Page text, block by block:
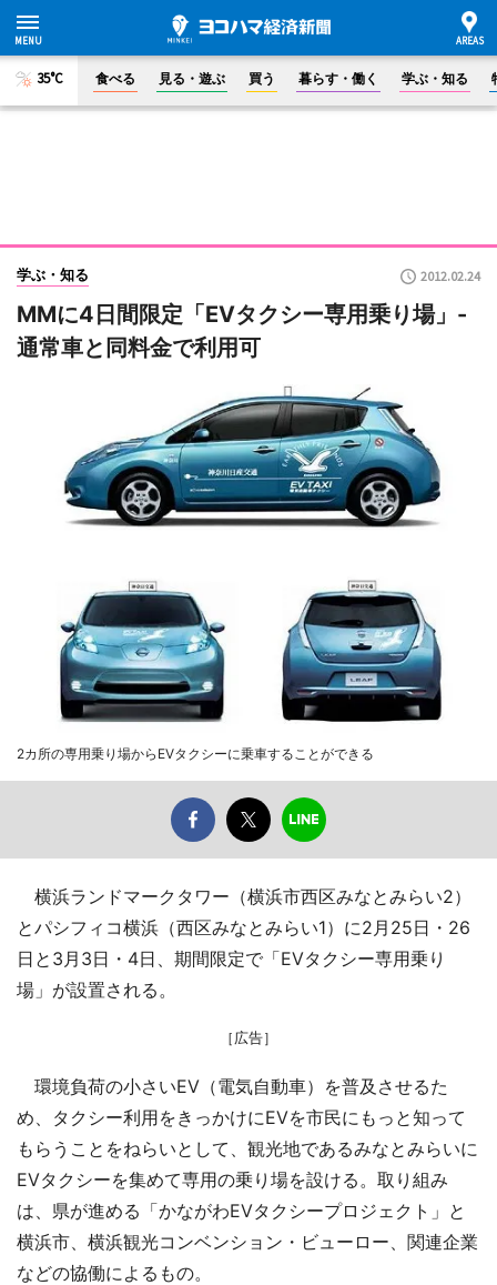
35°C 食べる 見る・遊ぶ 買う 暮らす・働く 学ぶ・知る
学ぶ・知る 2012.02.24
MMに4日間限定「EVタクシー専用乗り場」-
通常車と同料金で利用可
2カ所の専用乗り場からEVタクシーに乗車することができる
横浜ランドマークタワー（横浜市西区みなとみらい2）
とパシフィコ横浜（西区みなとみらい1）に2月25日・26
日と3月3日・4日、期間限定で「EVタクシー専用乗り
場」が設置される。
［広告］
環境負荷の小さいEV（電気自動車）を普及させるた
め、タクシー利用をきっかけにEVを市民にもっと知って
もらうことをねらいとして、観光地であるみなとみらいに
EVタクシーを集めて専用の乗り場を設ける。取り組み
は、県が進める「かながわEVタクシープロジェクト」と
横浜市、横浜観光コンベンション・ビューロー、関連企業
などの協働によるもの。